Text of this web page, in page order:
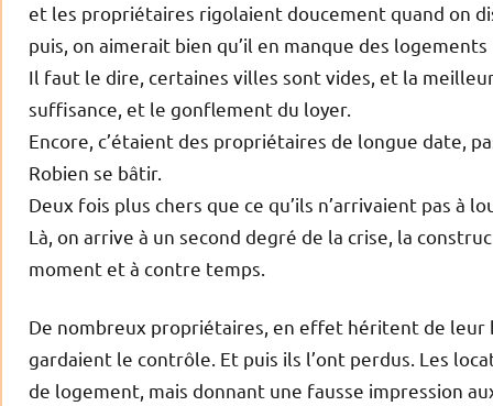
et les propriétaires rigolaient doucement quand on
puis, on aimerait bien qu’il en manque des logements
Il faut le dire, certaines villes sont vides, et la
suffisance, et le gonflement du loyer.
Encore, c’étaient des propriétaires de longue date,
Robien se bâtir.
Deux fois plus chers que ce qu’ils n’arrivaient pas à
Là, on arrive à un second degré de la crise, la
moment et à contre temps.
De nombreux propriétaires, en effet héritent de leur
gardaient le contrôle. Et puis ils l’ont perdus. Les
de logement, mais donnant une fausse impression